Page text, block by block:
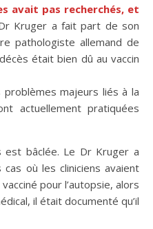
avait pas recherchés, et
Kruger a fait part de son
pathologiste allemand de
était bien dû au vaccin
majeurs liés à la
actuellement pratiquées
est bâclée. Le Dr Kruger a
où les cliniciens avaient
pour l’autopsie, alors
il était documenté qu’il